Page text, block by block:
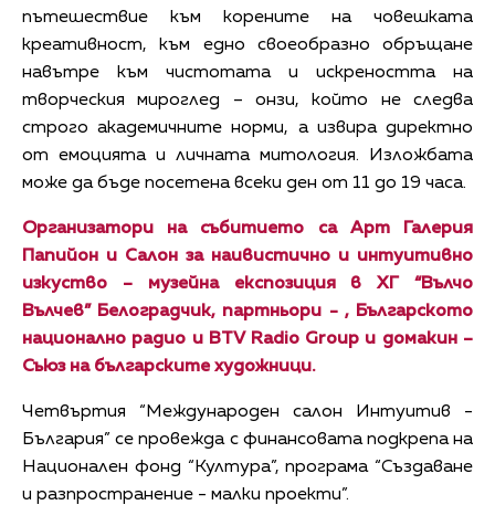
пътешествие към корените на човешката
креативност, към едно своеобразно обръщане
навътре към чистотата и искреността на
творческия мироглед – онзи, който не следва
строго академичните норми, а извира директно
от емоцията и личната митология. Изложбата
може да бъде посетена всеки ден от 11 до 19 часа.
Организатори на събитието са Арт Галерия
Папийон и Салон за наивистично и интуитивно
изкуство – музейна експозиция в ХГ “Вълчо
Вълчев” Белоградчик, партньори - , Българското
национално радио и BTV Radio Group и домакин –
Съюз на българските художници.
Четвъртия “Международен салон Интуитив -
България” се провежда с финансовата подкрепа на
Национален фонд “Култура”, програма “Създаване
и разпространение - малки проекти”.